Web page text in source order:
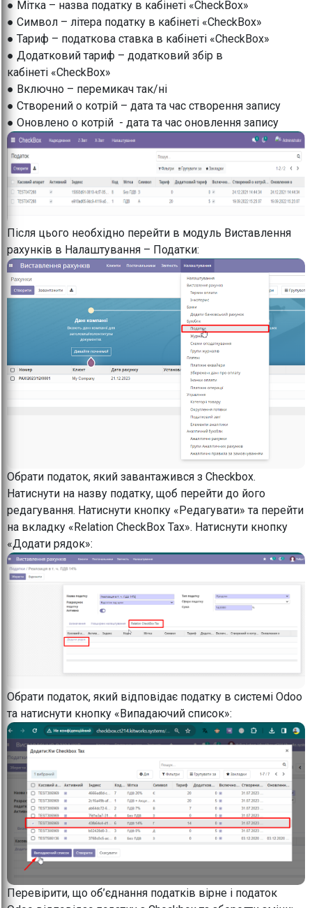
● Мітка – назва податку в кабінеті «CheckBox»
● Символ – літера податку в кабінеті «CheckBox»
● Тариф – податкова ставка в кабінеті «CheckBox»
● Додатковий тариф – додатковий збір в
кабінеті «CheckBox»
● Включно – перемикач так/ні
● Створений о котрій – дата та час створення запису
● Оновлено о котрій - дата та час оновлення запису
Після цього необхідно перейти в модуль Виставлення
рахунків в Налаштування – Податки:
Обрати податок, який завантажився з Checkbox.
Натиснути на назву податку, щоб перейти до його
редагування. Натиснути кнопку «Редагувати» та перейти
на вкладку «Relation CheckBox Tax». Натиснути кнопку
«Додати рядок»:
Обрати податок, який відповідає податку в системі Odoo
та натиснути кнопку «Випадаючий список»:
Перевірити, що об’єднання податків вірне і податок